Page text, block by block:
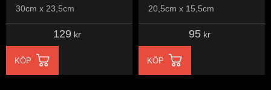
30cm x 23,5cm
129 kr
KÖP
20,5cm x 15,5cm
95 kr
KÖP